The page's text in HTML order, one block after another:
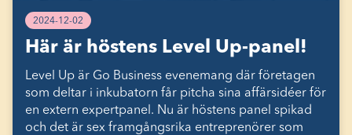
2024-12-02
Här är höstens Level Up-panel!
Level Up är Go Business evenemang där företagen
som deltar i inkubatorn får pitcha sina affärsidéer för
en extern expertpanel. Nu är höstens panel spikad
och det är sex framgångsrika entreprenörer som